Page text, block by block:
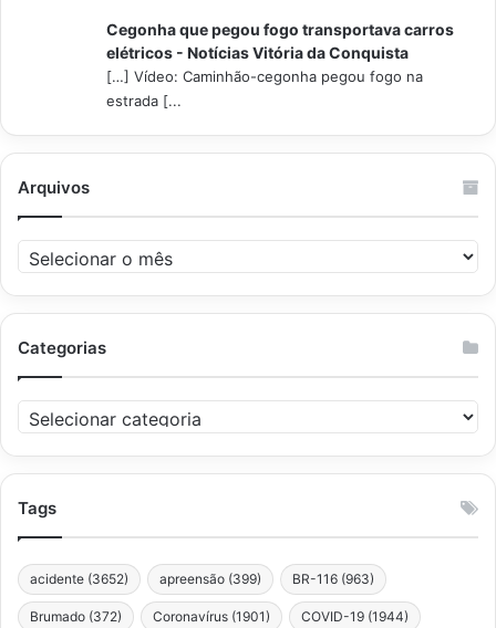
Cegonha que pegou fogo transportava carros
elétricos - Notícias Vitória da Conquista
[…] Vídeo: Caminhão-cegonha pegou fogo na
estrada [...
Arquivos
Arquivos
Categorias
Categorias
Tags
acidente (3652) apreensão (399) BR-116 (963)
Brumado (372) Coronavírus (1901) COVID-19 (1944)